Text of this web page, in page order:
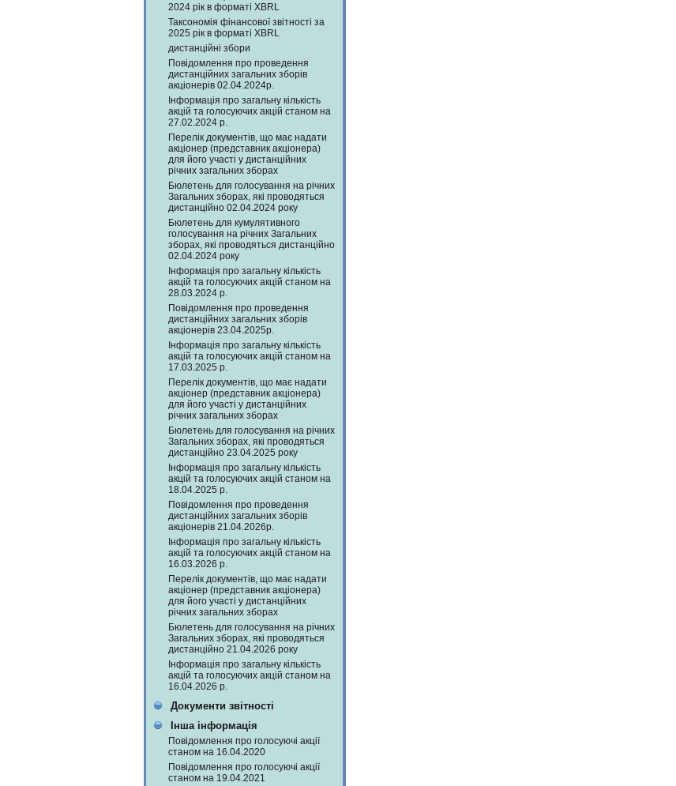
2024 рік в форматі XBRL
Таксономія фінансової звітності за
2025 рік в форматі XBRL
дистанційні збори
Повідомлення про проведення
дистанційних загальних зборів
акціонерів 02.04.2024р.
Інформація про загальну кількість
акцій та голосуючих акцій станом на
27.02.2024 р.
Перелік документів, що має надати
акціонер (представник акціонера)
для його участі у дистанційних
річних загальних зборах
Бюлетень для голосування на річних
Загальних зборах, які проводяться
дистанційно 02.04.2024 року
Бюлетень для кумулятивного
голосування на річних Загальних
зборах, які проводяться дистанційно
02.04.2024 року
Інформація про загальну кількість
акцій та голосуючих акцій станом на
28.03.2024 р.
Повідомлення про проведення
дистанційних загальних зборів
акціонерів 23.04.2025р.
Інформація про загальну кількість
акцій та голосуючих акцій станом на
17.03.2025 р.
Перелік документів, що має надати
акціонер (представник акціонера)
для його участі у дистанційних
річних загальних зборах
Бюлетень для голосування на річних
Загальних зборах, які проводяться
дистанційно 23.04.2025 року
Інформація про загальну кількість
акцій та голосуючих акцій станом на
18.04.2025 р.
Повідомлення про проведення
дистанційних загальних зборів
акціонерів 21.04.2026р.
Інформація про загальну кількість
акцій та голосуючих акцій станом на
16.03.2026 р.
Перелік документів, що має надати
акціонер (представник акціонера)
для його участі у дистанційних
річних загальних зборах
Бюлетень для голосування на річних
Загальних зборах, які проводяться
дистанційно 21.04.2026 року
Інформація про загальну кількість
акцій та голосуючих акцій станом на
16.04.2026 р.
Документи звітності
Інша інформація
Повідомлення про голосуючі акції
станом на 16.04.2020
Повідомлення про голосуючі акції
станом на 19.04.2021